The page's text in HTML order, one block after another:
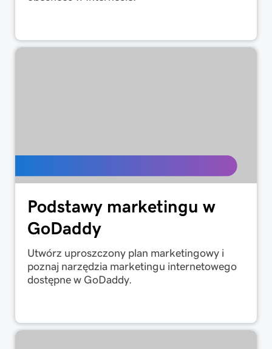
Podstawy marketingu w
GoDaddy
Utwórz uproszczony plan marketingowy i
poznaj narzędzia marketingu internetowego
dostępne w GoDaddy.